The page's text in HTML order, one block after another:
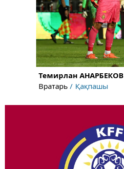
Темирлан АНАРБЕКОВ
Вратарь
Қақпашы